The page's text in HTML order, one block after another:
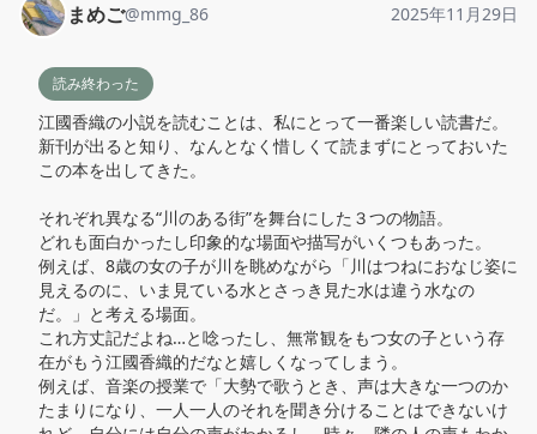
まめご@mmg_86 2025年11月29日
読み終わった
江國香織の小説を読むことは、私にとって一番楽しい読書だ。
新刊が出ると知り、なんとなく惜しくて読まずにとっておいた
この本を出してきた。
それぞれ異なる“川のある街”を舞台にした３つの物語。
どれも面白かったし印象的な場面や描写がいくつもあった。
例えば、8歳の女の子が川を眺めながら「川はつねにおなじ姿に
見えるのに、いま見ている水とさっき見た水は違う水なの
だ。」と考える場面。
これ方丈記だよね…と唸ったし、無常観をもつ女の子という存
在がもう江國香織的だなと嬉しくなってしまう。
例えば、音楽の授業で「大勢で歌うとき、声は大きな一つのか
たまりになり、一人一人のそれを聞き分けることはできないけ